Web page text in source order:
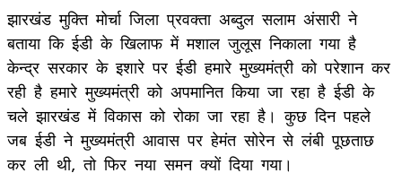
झारखंड मुक्ति मोर्चा जिला प्रवक्ता अब्दुल सलाम अंसारी ने
बताया कि ईडी के खिलाफ में मशाल जुलूस निकाला गया है
केन्द्र सरकार के इशारे पर ईडी हमारे मुख्यमंत्री को परेशान कर
रही है हमारे मुख्यमंत्री को अपमानित किया जा रहा है ईडी के
चले झारखंड में विकास को रोका जा रहा है। कुछ दिन पहले
जब ईडी ने मुख्यमंत्री आवास पर हेमंत सोरेन से लंबी पूछताछ
कर ली थी, तो फिर नया समन क्यों दिया गया।